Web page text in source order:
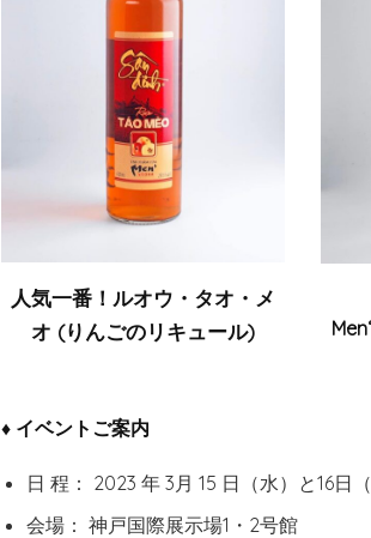
人気一番！ ルオウ・タオ・メ
オ (りんごのリキュール)
♦ イベントご案内
日 程： 2023 年 3月 15 日（水）と16
会場： 神戸国際展示場1・2号館